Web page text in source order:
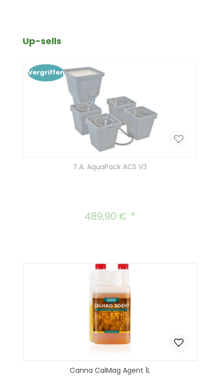
Produktgalerie überspringen
Up-sells
Vergriffen
T.A. AquaPack ACS V3
Regulärer Preis:
489,90 €
Canna CalMag Agent 1L